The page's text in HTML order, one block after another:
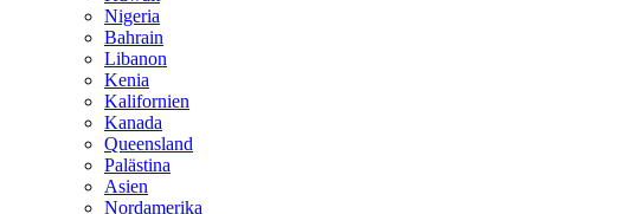
Nigeria
Bahrain
Libanon
Kenia
Kalifornien
Kanada
Queensland
Palästina
Asien
Nordamerika